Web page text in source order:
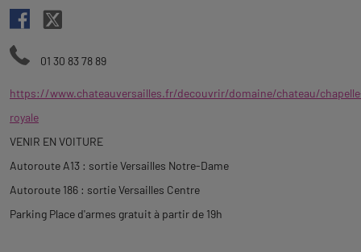
01 30 83 78 89
https://www.chateauversailles.fr/decouvrir/domaine/chateau/
royale
VENIR EN VOITURE
Autoroute A13 : sortie Versailles Notre-Dame
Autoroute 186 : sortie Versailles Centre
Parking Place d'armes gratuit à partir de 19h